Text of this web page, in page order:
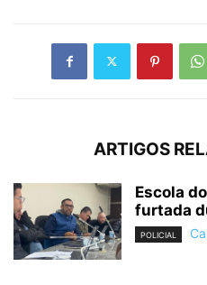
ARTIGOS
Escola
furtada
POLICIAL